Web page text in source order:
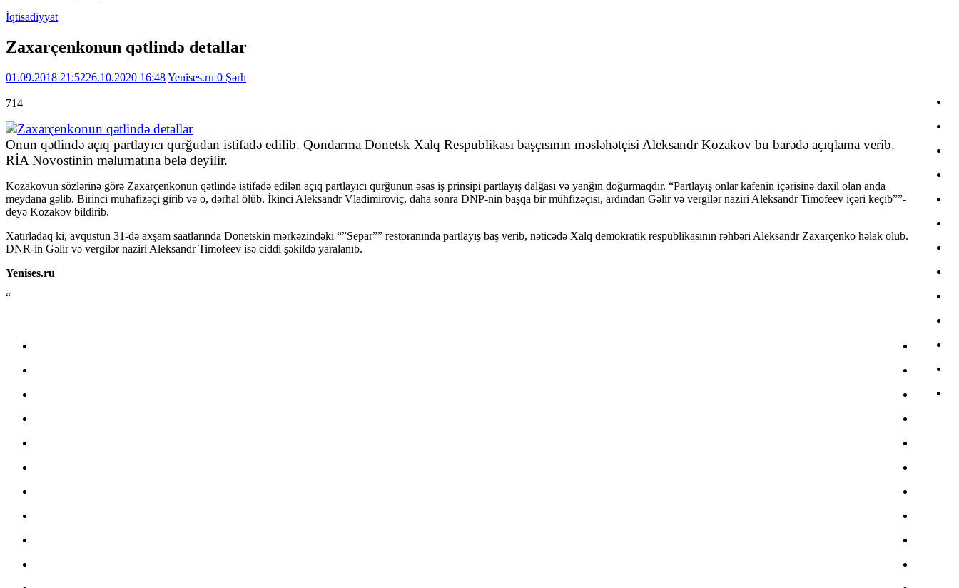
İqtisadiyyat
Zaxarçenkonun qətlində detallar
01.09.2018 21:5226.10.2020 16:48Yenises.ru 0 Şərh
714
Onun qətlində açıq partlayıcı qurğudan istifadə edilib. Qondarma Donetsk Xalq Respublikası başçısının məsləhətçisi Aleksandr Kozakov bu barədə açıqlama verib.
RİA Novostinin məlumatına belə deyilir.
Kozakovun sözlərinə görə Zaxarçenkonun qətlində istifadə edilən açıq partlayıcı qurğunun əsas iş prinsipi partlayış dalğası və yanğın doğurmaqdır. “Partlayış onlar kafenin içərisinə daxil olan anda
meydana gəlib. Birinci mühafizəçi girib və o, dərhal ölüb. İkinci Aleksandr Vladimiroviç, daha sonra DNP-nin başqa bir mühfizəçısı, ardından Gəlir və vergilər naziri Aleksandr Timofeev içəri keçib””-
deyə Kozakov bildirib.
Xatırladaq ki, avqustun 31-də axşam saatlarında Donetskin mərkəzindəki “”Separ”” restoranında partlayış baş verib, nəticədə Xalq demokratik respublikasının rəhbəri Aleksandr Zaxarçenko həlak olub.
DNR-in Gəlir və vergilər naziri Aleksandr Timofeev isə ciddi şəkildə yaralanıb.
Yenises.ru
“